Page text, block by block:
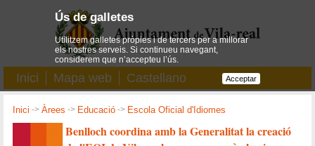
Inici Mapa web Castellano
Inici ->Àrees -> Educació -> Escola Oficial d'Idiomes
Benlloch coordina amb la Generalitat la creació
Ús de galletes
Utilitzem galletes pròpies i de tercers per a millorar
els nostres serveis. Si continueu navegant,
considerem que n’accepteu l’ús.
Acceptar